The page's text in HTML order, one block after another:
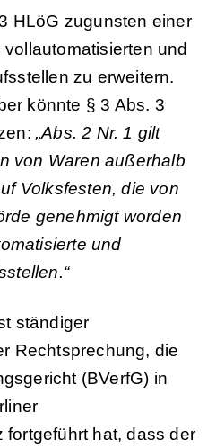
HLöG zugunsten einer
und
zu erweitern.
könnte § 3 Abs. 3
„Abs. 2 Nr. 1 gilt
von Waren außerhalb
Volksfesten, die von
genehmigt worden
und
.“
ständiger
Rechtsprechung, die
(BVerfG) in
hat, dass der